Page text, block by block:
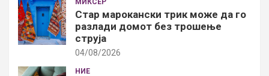
МИКСЕР
Стар марокански трик може да го
разлади домот без трошење
струја
04/08/2026
НИЕ